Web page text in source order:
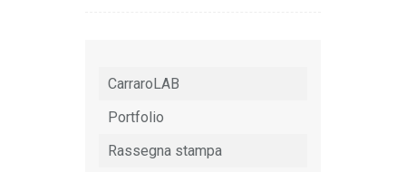
CarraroLAB
Portfolio
Rassegna stampa